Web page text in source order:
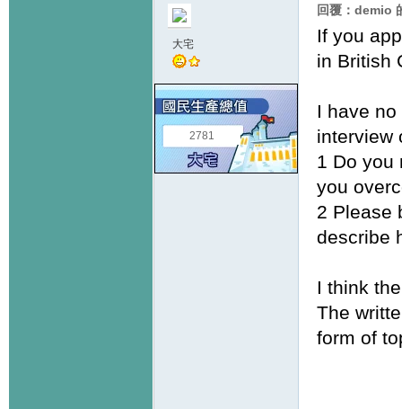
大宅
2781
回覆：demio
If you
in British
I have
interview
1 Do you
you
2 Please
describe
I think
The
form of